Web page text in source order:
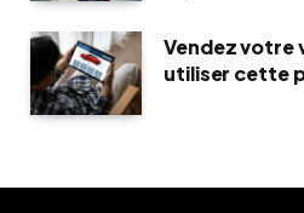
Vendez votre
utiliser cette